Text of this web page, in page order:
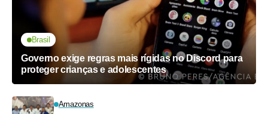
Brasil
Governo exige regras mais rígidas no Discord para
proteger crianças e adolescentes
Amazonas